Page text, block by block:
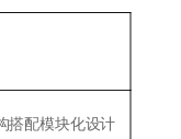
搭配模块化设计